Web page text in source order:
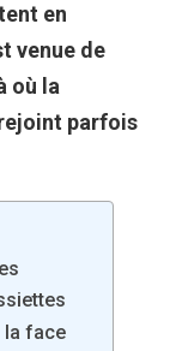
en
venue de
où la
parfois
la face